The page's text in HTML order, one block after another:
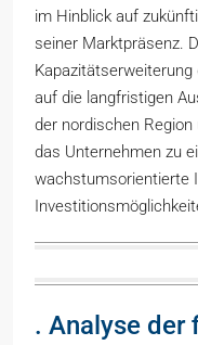
im Hinblick auf
seiner Marktpräsenz.
auf die langfristigen
der nordischen
das Unternehmen zu
wachstumsorientierte
. Analyse der